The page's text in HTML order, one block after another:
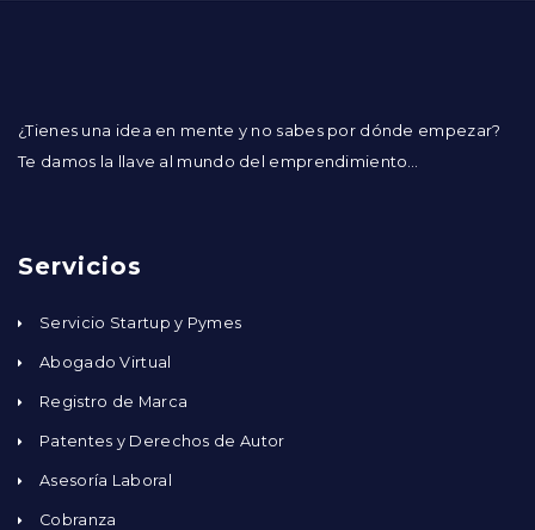
¿Tienes una idea en mente y no sabes por dónde empezar?
Te damos la llave al mundo del emprendimiento…
Servicios
Servicio Startup y Pymes
Abogado Virtual
Registro de Marca
Patentes y Derechos de Autor
Asesoría Laboral
Cobranza